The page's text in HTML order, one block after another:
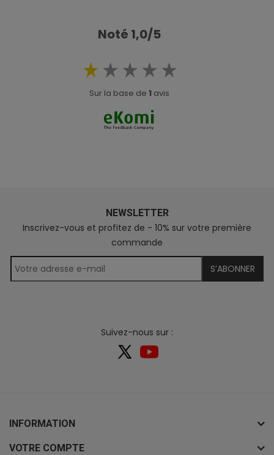
Noté 1,0/5
Sur la base de 1 avis
NEWSLETTER
Inscrivez-vous et profitez de - 10% sur votre première
commande
S’ABONNER
Suivez-nous sur :
INFORMATION
VOTRE COMPTE